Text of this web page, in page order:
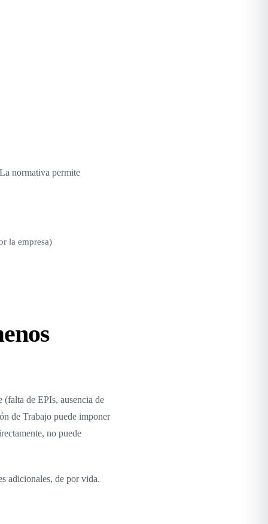
normativa permite
la empresa)
(falta de EPIs, ausencia de
de Trabajo puede imponer
no puede
adicionales, de por vida.